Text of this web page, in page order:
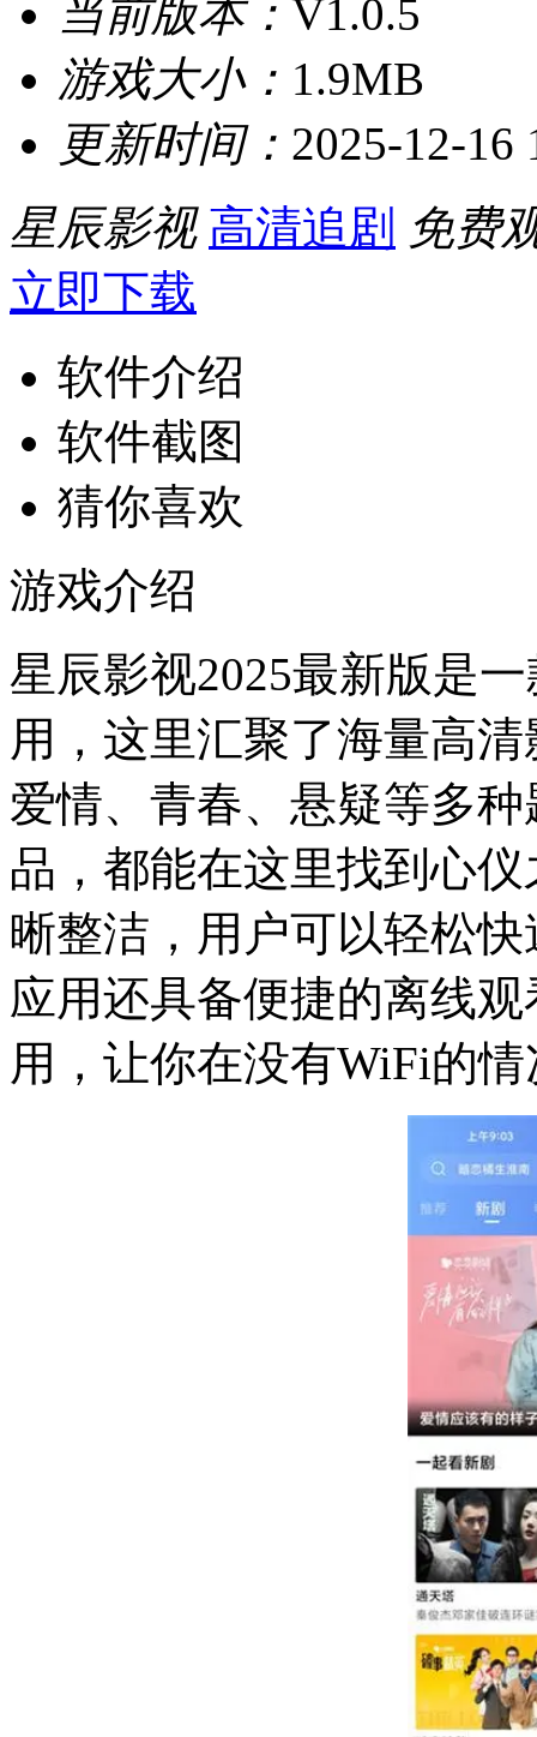
当前版本： V1.0.5
游戏大小： 1.9MB
更新时间： 2025-12-16
星辰影视 高清追剧 免费
立即下载
软件介绍
软件截图
猜你喜欢
游戏介绍
星辰影视2025最新版是
用，这里汇聚了海量高
爱情、青春、悬疑等多
品，都能在这里找到心
晰整洁，用户可以轻松
应用还具备便捷的离线
用，让你在没有WiFi的